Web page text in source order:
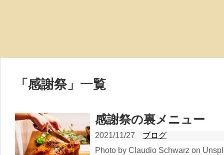
「 感謝祭」 一覧
感謝祭の裏メニュー
2021/11/27
ブログ
Photo by Claudio Schwarz on